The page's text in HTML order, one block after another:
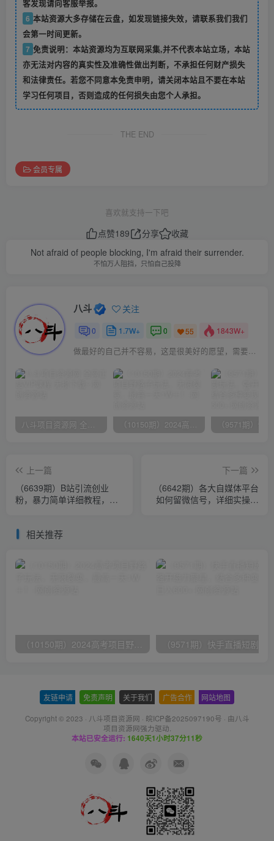
客发现请向客服举报。
6 本站资源大多存储在云盘，如发现链接失效，请联系我们我们
会第一时间更新。
7 免责说明：本站资源均为互联网采集,并不代表本站立场，本站
亦无法对内容的真实性及准确性做出判断，不承担任何财产损失
和法律责任。若您不同意本免责申明，请关闭本站且不要在本站
学习任何项目，否则造成的任何损失由您个人承担。
THE END
会员专属
喜欢就支持一下吧
点赞189 分享
收藏
Not afraid of people blocking, I'm afraid their surrender.
不怕万人阻挡，只怕自己投降
八斗 关注
0 1.7W+ 0 55 1843W+
做最好的自己并不容易，这是很美好的愿望，需要耐心、坚持和毅力
八斗项目资源网 全网正品VIP课程 无损下载~ （10150期）2024高考项目野路子玩法，无限裂变，最高一天1W＋！
上一篇
（6639期）B站引流创业
粉，暴力简单详细教程，轻
下一篇
（6642期）各大自媒体平台
如何留微信号，详细实操教
相关推荐
（10150期）2024高考项目野路子玩法，无限裂变，最高一天1W＋！
友链申请 免责声明 关于我们 广告合作 网站地图
Copyright © 2023 · 八斗项目资源网 · 皖ICP备2025097190号 · 由八斗
项目资源网强力驱动.
本站已安全运行: 1640天1小时37分11秒